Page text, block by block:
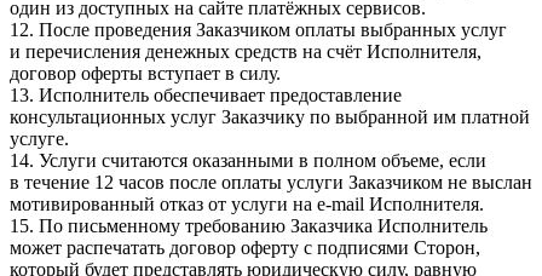
один из доступных на сайте платёжных сервисов.
12. После проведения Заказчиком оплаты выбранных услуг
и перечисления денежных средств на счёт Исполнителя,
договор оферты вступает в силу.
13. Исполнитель обеспечивает предоставление
консультационных услуг Заказчику по выбранной им платной
услуге.
14. Услуги считаются оказанными в полном объеме, если
в течение 12 часов после оплаты услуги Заказчиком не выслан
мотивированный отказ от услуги на e-mail Исполнителя.
15. По письменному требованию Заказчика Исполнитель
может распечатать договор оферту с подписями Сторон,
который будет представлять юридическую силу, равную